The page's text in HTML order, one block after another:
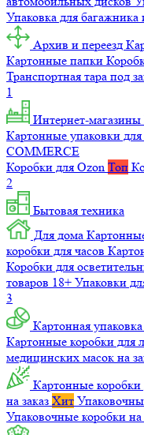
Упаковка для багажника
Архив и переезд
Картонные папки
Транспортная тара под
1
Интернет-магазины
Картонные упаковки
COMMERCE
Коробки для Ozon Топ
2
Бытовая техника
Для дома
коробки для часов
Коробки для
товаров 18+ Упаковки
3
Картонная
Картонные коробки для
медицинских масок на
Картонные коробки
на заказ Хит
Упаковочные коробки на